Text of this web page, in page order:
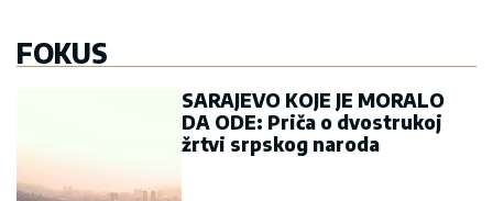
FOKUS
SARAJEVO KOJE JE MORALO
DA ODE: Priča o dvostrukoj
žrtvi srpskog naroda